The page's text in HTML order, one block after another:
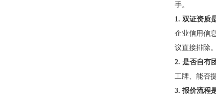
手。
1. 双证资质
企业信用信
议直接排除。
2. 是否自有
工牌、能否
3. 报价流程